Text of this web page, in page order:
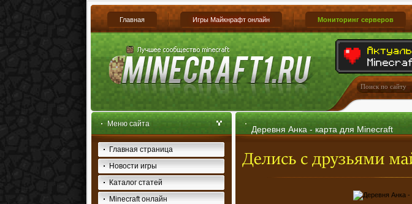
Главная Игры Майкнрафт онлайн Мониторинг серверов
Меню сайта
Главная страница
Новости игры
Каталог статей
Minecraft онлайн
Деревня Анка - карта для Minecraft